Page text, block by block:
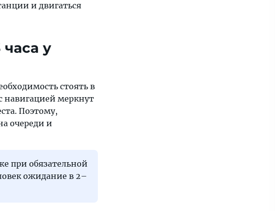
и двигаться
у
стоять в
навигацией меркнут
Поэтому,
очереди и
при обязательной
ожидание в 2–